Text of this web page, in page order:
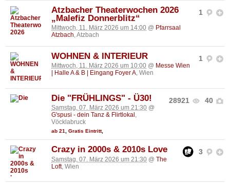
1
Atzbacher Theaterwochen 2026
„Malefiz Donnerblitz“
Mittwoch, 11. März 2026 um 14:00 @ Pfarrsaal
Atzbach, Atzbach
1
WOHNEN & INTERIEUR
Mittwoch, 11. März 2026 um 10:00 @ Messe Wien
| Halle A & B | Eingang Foyer A, Wien
28921 40
Die "FRÜHLINGS" - Ü30!
Samstag, 07. März 2026 um 21:30 @
G'spusi - dein Tanz & Flirtlokal ,
Vöcklabruck
ab 21, Gratis Eintritt,
3
Crazy in 2000s & 2010s Love
Samstag, 07. März 2026 um 21:30 @ The
Loft, Wien